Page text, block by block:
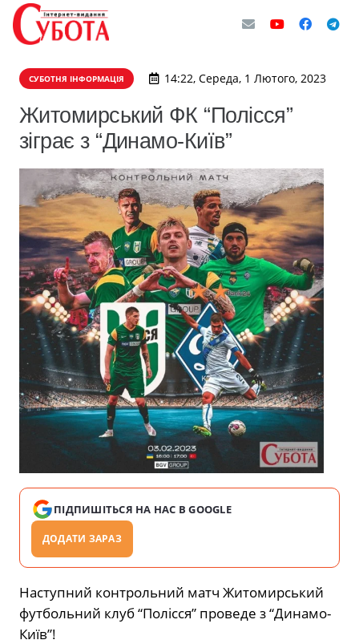
СУБОТНЯ ІНФОРМАЦІЯ 14:22, Середа, 1 Лютого, 2023
Житомирський ФК “Полісся”
зіграє з “Динамо-Київ”
ПІДПИШІТЬСЯ НА НАС В GOOGLE
ДОДАТИ ЗАРАЗ
Наступний контрольний матч Житомирський
футбольний клуб “Полісся” проведе з “Динамо-
Київ”!